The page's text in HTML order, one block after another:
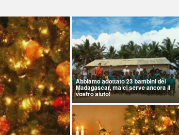
Abbiamo adottato 23 bambini del
Madagascar, ma ci serve ancora il
vostro aiuto!